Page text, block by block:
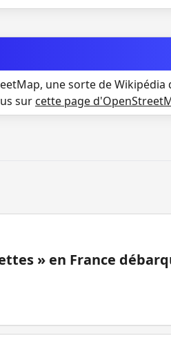
une sorte de Wikipédia
sur cette page
» en France